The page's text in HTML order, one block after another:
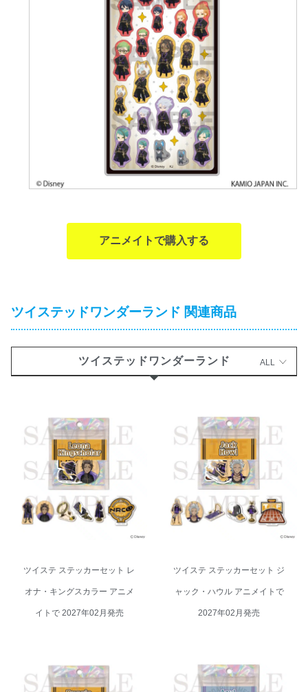
アニメイトで購入する
ツイステッドワンダーランド 関連商品
ツイステッドワンダーランド ALL
ツイステ ステッカーセット レオ
ナ・キングスカラー アニメイト
で 2027年02月発売
ツイステ ステッカーセット レ
オナ・キングスカラー アニメ
イトで 2027年02月発売
ツイステ ステッカーセット ジャ
ック・ハウル アニメイトで 2027
年02月発売
ツイステ ステッカーセット ジ
ャック・ハウル アニメイトで
2027年02月発売